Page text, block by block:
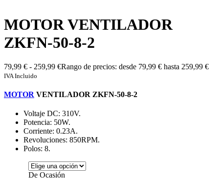
MOTOR VENTILADOR
ZKFN-50-8-2
79,99 € - 259,99 €Rango de precios: desde 79,99 € hasta 259,99 €
IVA Incluido
MOTOR VENTILADOR ZKFN-50-8-2
Voltaje DC: 310V.
Potencia: 50W.
Corriente: 0.23A.
Revoluciones: 850RPM.
Polos: 8.
De Ocasión